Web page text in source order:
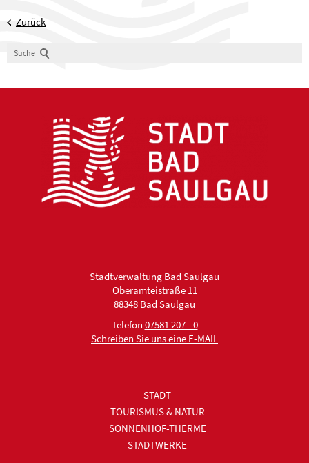
Zurück
Suche
Stadtverwaltung Bad Saulgau
Oberamteistraße 11
88348 Bad Saulgau
Telefon 07581 207 - 0
Schreiben Sie uns eine E-MAIL
STADT
TOURISMUS & NATUR
SONNENHOF-THERME
STADTWERKE